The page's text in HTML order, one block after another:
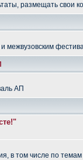
размещать свои
и межвузовским
АП
в том числе по темам